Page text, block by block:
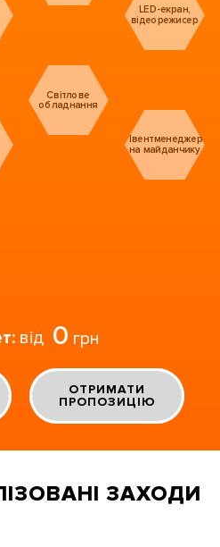
LED-екран,
відеорежисер
Світлове
обладнання
Івентменеджер
на майданчику
від 0 грн
ОТРИМАТИ
ПРОПОЗИЦІЮ
ЗАХОДИ